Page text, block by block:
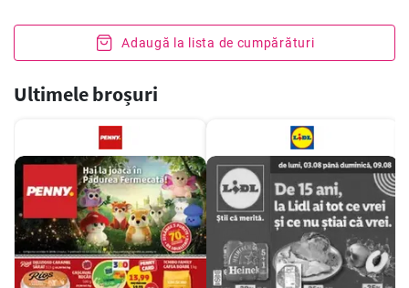
Adaugă la lista de cumpărături
Ultimele broșuri